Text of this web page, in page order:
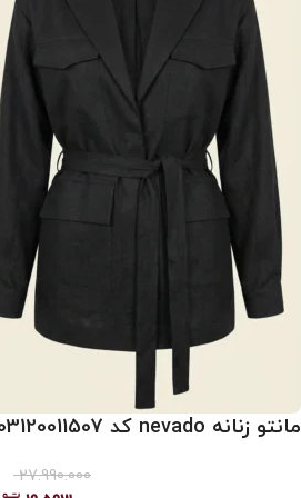
مانتو زنانه nevado کد 403120011507
27.990.000